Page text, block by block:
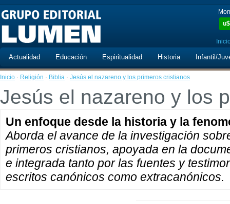
u$
Actualidad Educación Espiritualidad Historia Infantil/
Inicio · Religión · Biblia · Jesús el nazareno y los primeros cristianos
Jesús el nazareno y los
Un enfoque desde la historia y la
Aborda el avance de la investigación
primeros cristianos, apoyada en la
e integrada tanto por las fuentes y
escritos canónicos como extracanónicos.